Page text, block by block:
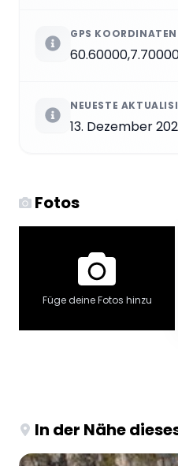
GPS KOORDINATEN
NEUESTE
13. Dezember
Fotos
Füge deine Fotos hinzu
In der Nähe